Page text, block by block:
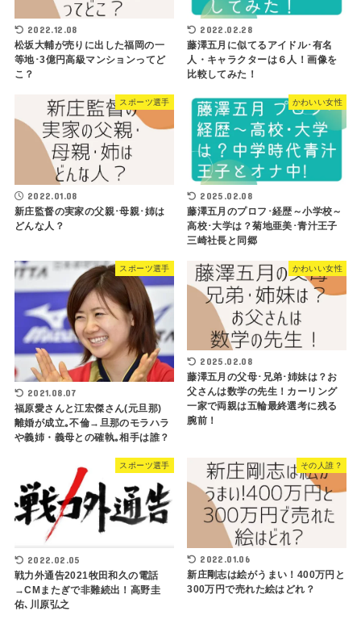
2022.12.08
松坂大輔が売りに出した福岡の一
等地･3億円高級マンションってど
こ？
2022.02.28
藤澤五月に似てるアイドル･有名
人・キャラクターは６人！画像を
比較してみた！
スポーツ選手
2022.01.08
新庄監督の実家の父親･母親･姉は
どんな人？
かわいい女性
2025.02.08
藤澤五月のプロフ･経歴～小学校～
高校･大学は？菊地亜美･青汁王子
三崎社長と同郷
スポーツ選手
2021.08.07
福原愛さんと江宏傑さん(元旦那)
離婚が成立｡不倫→旦那のモラハラ
や義姉・義母との確執｡相手は誰？
かわいい女性
2025.02.08
藤澤五月の父母･兄弟･姉妹は？お
父さんは数学の先生！カーリング
一家で両親は五輪最終選考に残る
腕前！
スポーツ選手
2022.02.05
戦力外通告2021牧田和久の電話
→CMまたぎで非難続出！高野圭
佑､川原弘之
その人誰？
2022.01.06
新庄剛志は絵がうまい！400万円と
300万円で売れた絵はどれ？